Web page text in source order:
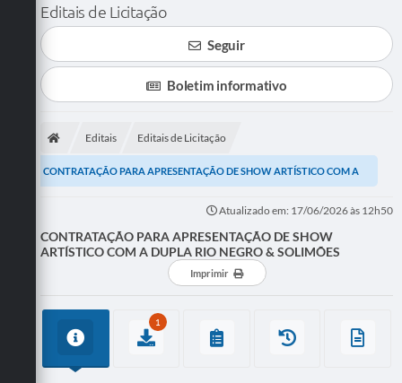
Editais de Licitação
Seguir
Boletim informativo
Editais Editais de Licitação
CONTRATAÇÃO PARA APRESENTAÇÃO DE SHOW ARTÍSTICO COM A
Atualizado em: 17/06/2026 às 12h50
CONTRATAÇÃO PARA APRESENTAÇÃO DE SHOW
ARTÍSTICO COM A DUPLA RIO NEGRO & SOLIMÕES
Imprimir
1